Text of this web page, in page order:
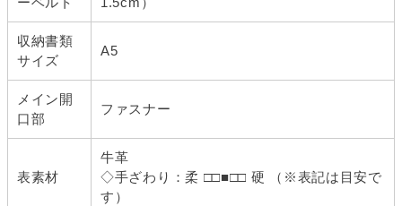
収納書類
サイズ
A5
メイン開
口部
ファスナー
表素材
牛革
◇手ざわり：柔 □□■□□ 硬 （※表記は目安で
す）